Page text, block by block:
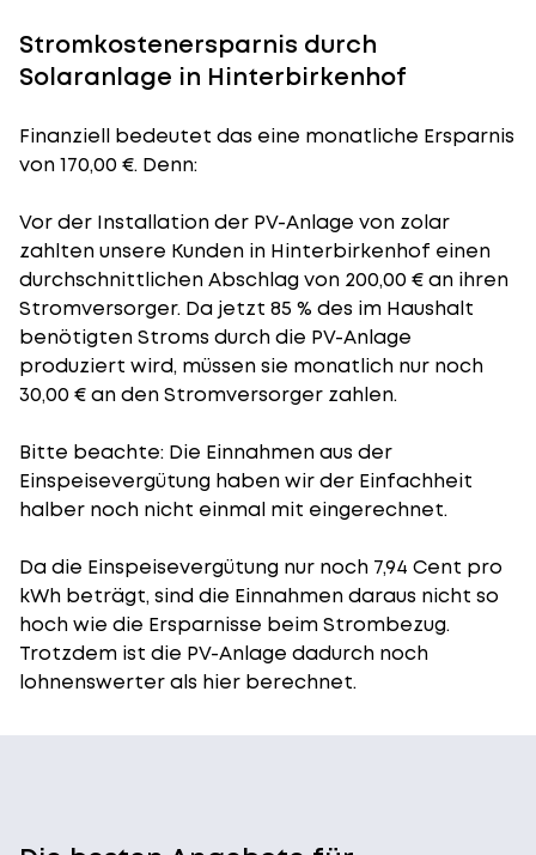
Stromkostenersparnis durch
Solaranlage in Hinterbirkenhof
Finanziell bedeutet das eine monatliche Ersparnis
von 170,00 €. Denn:
Vor der Installation der PV-Anlage von zolar
zahlten unsere Kunden in Hinterbirkenhof einen
durchschnittlichen Abschlag von 200,00 € an ihren
Stromversorger. Da jetzt 85 % des im Haushalt
benötigten Stroms durch die PV-Anlage
produziert wird, müssen sie monatlich nur noch
30,00 € an den Stromversorger zahlen.
Bitte beachte: Die Einnahmen aus der
Einspeisevergütung haben wir der Einfachheit
halber noch nicht einmal mit eingerechnet.
Da die Einspeisevergütung nur noch 7,94 Cent pro
kWh beträgt, sind die Einnahmen daraus nicht so
hoch wie die Ersparnisse beim Strombezug.
Trotzdem ist die PV-Anlage dadurch noch
lohnenswerter als hier berechnet.